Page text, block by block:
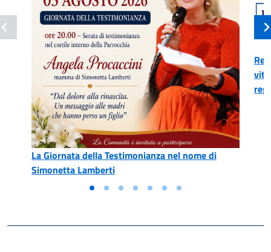
La Giornata della Testimonianza nel nome di
Simonetta Lamberti